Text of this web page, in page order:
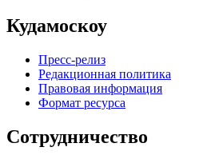
Кудамоскоу
Пресс-релиз
Редакционная политика
Правовая информация
Формат ресурса
Сотрудничество